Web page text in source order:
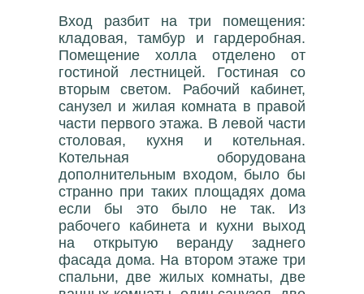
Вход разбит на три помещения:
кладовая, тамбур и гардеробная.
Помещение холла отделено от
гостиной лестницей. Гостиная со
вторым светом. Рабочий кабинет,
санузел и жилая комната в правой
части первого этажа. В левой части
столовая, кухня и котельная.
Котельная оборудована
дополнительным входом, было бы
странно при таких площадях дома
если бы это было не так. Из
рабочего кабинета и кухни выход
на открытую веранду заднего
фасада дома. На втором этаже три
спальни, две жилых комнаты, две